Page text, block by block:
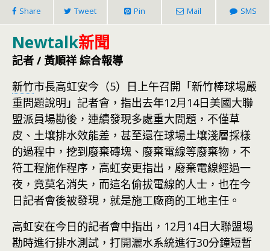
Share Tweet Pin Mail SMS
Newtalk新聞
記者 / 黃順祥 綜合報導
新竹市長高虹安今（5）日上午召開「新竹棒球場嚴
重問題說明」記者會，指出去年12月14日美國大聯
盟派員場勘後，連續發現多處重大問題，不僅草
皮、土壤排水效能差，甚至還在球場土壤淺層採樣
的過程中，挖到廢棄磚塊、廢棄電線等廢棄物，不
符工程施作程序，高虹安更指出，廢棄電線經過一
夜，竟莫名消失，而這名偷拔電線的人士，也在今
日記者會後被發現，就是施工廠商的工地主任。
高虹安在今日的記者會中指出，12月14日大聯盟場
勘時進行排水測試，打開灑水系統進行30分鐘短暫